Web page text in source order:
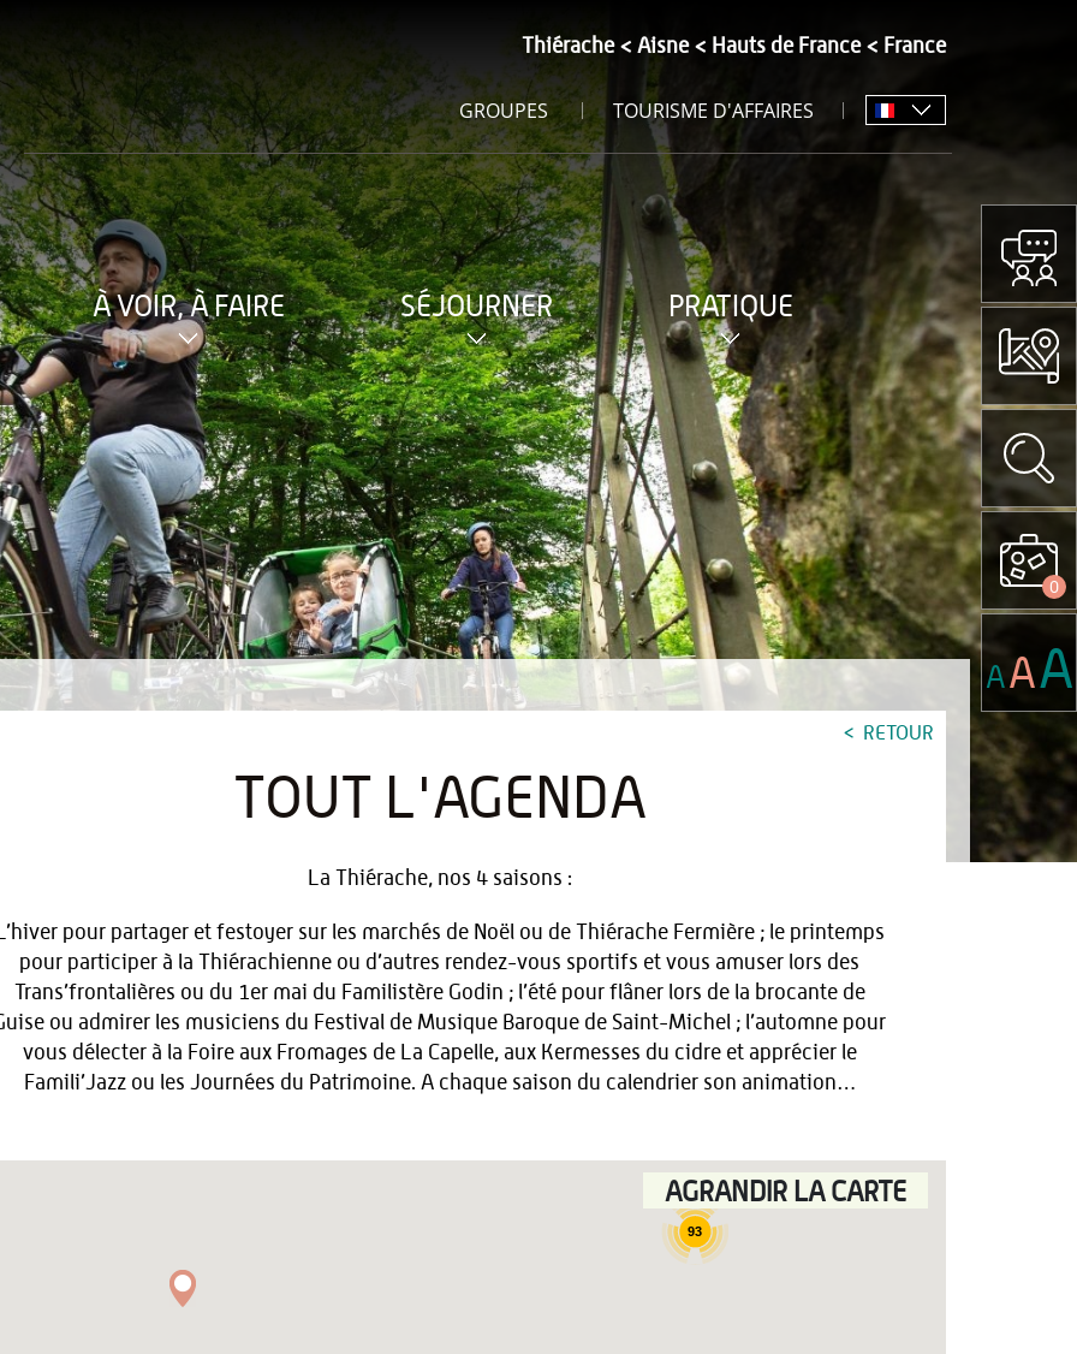
Thiérache Aisne Hauts de France France
GROUPES TOURISME D'AFFAIRES
À VOIR, À FAIRE SÉJOURNER PRATIQUE
RETOUR
TOUT L'AGENDA
La Thiérache, nos 4 saisons :
pour partager et festoyer sur les marchés de Noël ou de Thiérache Fermière ; le printemps
pour participer à la Thiérachienne ou d’autres rendez-vous sportifs et vous amuser lors des
Trans’frontalières ou du 1er mai du Familistère Godin ; l’été pour flâner lors de la brocante de
ou admirer les musiciens du Festival de Musique Baroque de Saint-Michel ; l’automne pour
vous délecter à la Foire aux Fromages de La Capelle, aux Kermesses du cidre et apprécier le
Famili’Jazz ou les Journées du Patrimoine. A chaque saison du calendrier son animation…
93
AGRANDIR LA CARTE
0
AAA